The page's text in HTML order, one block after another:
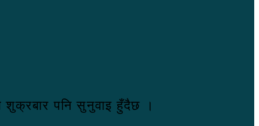
शुक्रबार पनि सुनुवाइ हुँदैछ ।